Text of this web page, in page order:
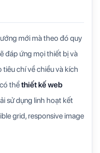
mới mà theo đó quy
đáp ứng mọi thiết bị và
chí về chiều và kích
thểthiết kế web
sử dụng linh hoạt kết
grid, responsive image